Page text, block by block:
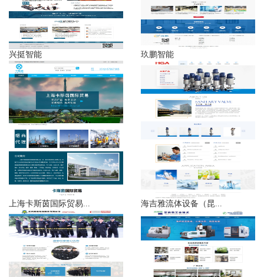
兴挺智能 玖鹏智能
上海卡斯茵国际贸易... 海吉雅流体设备（昆...